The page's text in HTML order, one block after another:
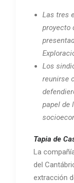
Las tres
proyecto
Los
reunirse
papel de
Tapia de
La
del
extracción